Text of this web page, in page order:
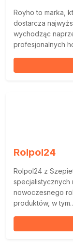
Royho to marka,
dostarcza
wychodząc
profesjonalnych
Rolpol24
Rolpol24 z
specjalistycznych
nowoczesnego
produktów, w